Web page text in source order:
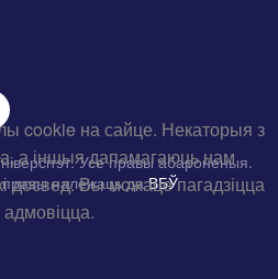
Усе правы абароненыя.
правы належаць даВБЎ
cookie на сайце. Некаторыя з
а іншыя дапамагаюць нам
досвед. Вы можаце пагадзіцца